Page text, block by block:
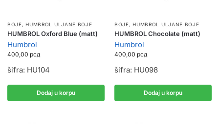
BOJE,HUMBROL ULJANE BOJE
HUMBROL Oxford Blue (matt)
Humbrol
400,00 рсд
šifra: HU104
Dodaj u korpu
BOJE,HUMBROL ULJANE BOJE
HUMBROL Chocolate (matt)
Humbrol
400,00 рсд
šifra: HU098
Dodaj u korpu